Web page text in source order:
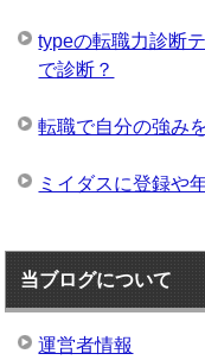
typeの転職力診断
で診断？
転職で自分の強み
ミイダスに登録や
当ブログについて
運営者情報